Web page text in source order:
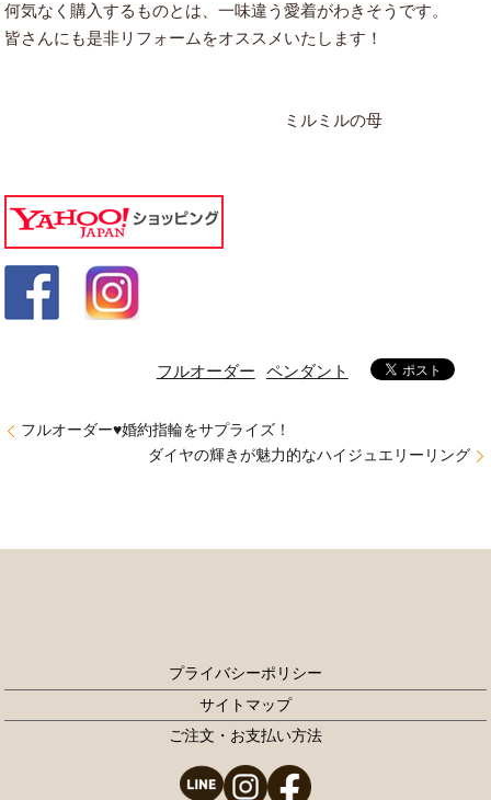
何気なく購入するものとは、一味違う愛着がわきそうです。
皆さんにも是非リフォームをオススメいたします！
ミルミルの母
フルオーダー ペンダント
フルオーダー♥婚約指輪をサプライズ！
ダイヤの輝きが魅力的なハイジュエリーリング
プライバシーポリシー
サイトマップ
ご注文・お支払い方法